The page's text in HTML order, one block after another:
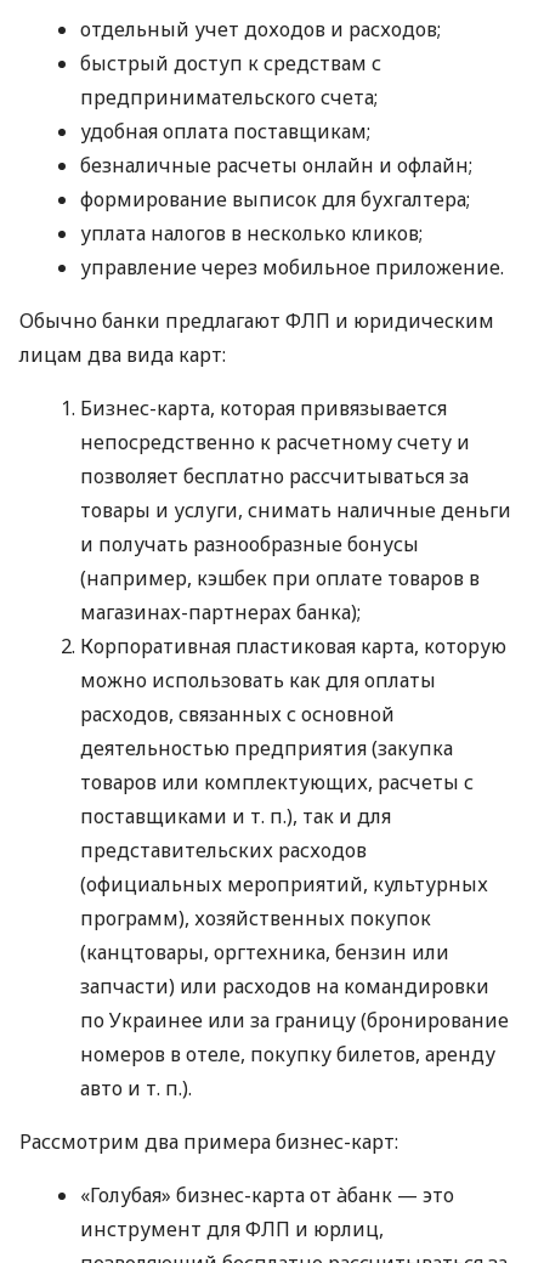
отдельный учет доходов и расходов;
быстрый доступ к средствам с
предпринимательского счета;
удобная оплата поставщикам;
безналичные расчеты онлайн и офлайн;
формирование выписок для бухгалтера;
уплата налогов в несколько кликов;
управление через мобильное приложение.
Обычно банки предлагают ФЛП и юридическим
лицам два вида карт:
Бизнес-карта, которая привязывается
непосредственно к расчетному счету и
позволяет бесплатно рассчитываться за
товары и услуги, снимать наличные деньги
и получать разнообразные бонусы
(например, кэшбек при оплате товаров в
магазинах-партнерах банка);
Корпоративная пластиковая карта, которую
можно использовать как для оплаты
расходов, связанных с основной
деятельностью предприятия (закупка
товаров или комплектующих, расчеты с
поставщиками и т. п.), так и для
представительских расходов
(официальных мероприятий, культурных
программ), хозяйственных покупок
(канцтовары, оргтехника, бензин или
запчасти) или расходов на командировки
по Украинее или за границу (бронирование
номеров в отеле, покупку билетов, аренду
авто и т. п.).
Рассмотрим два примера бизнес-карт:
«Голубая» бизнес-карта от àбанк — это
инструмент для ФЛП и юрлиц,